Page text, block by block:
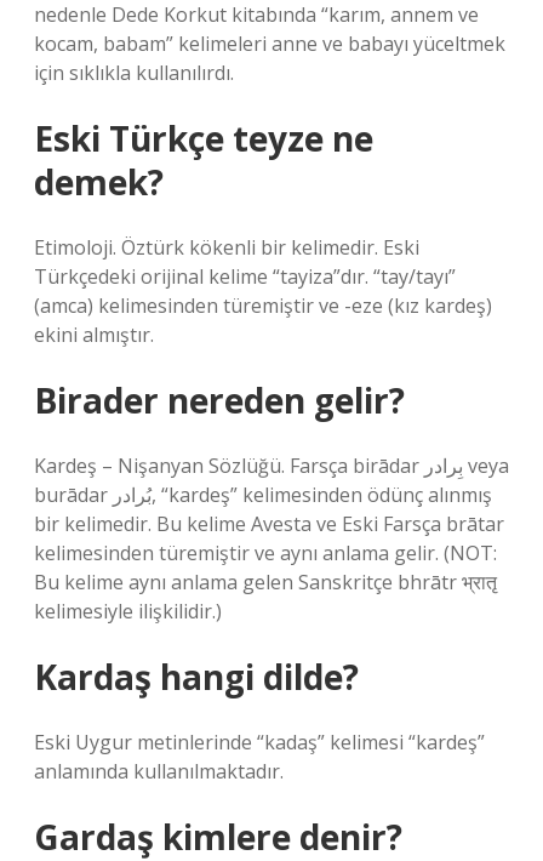
nedenle Dede Korkut kitabında “karım, annem ve
kocam, babam” kelimeleri anne ve babayı yüceltmek
için sıklıkla kullanılırdı.
Eski Türkçe teyze ne
demek?
Etimoloji. Öztürk kökenli bir kelimedir. Eski
Türkçedeki orijinal kelime “tayiza”dır. “tay/tayı”
(amca) kelimesinden türemiştir ve -eze (kız kardeş)
ekini almıştır.
Birader nereden gelir?
Kardeş – Nişanyan Sözlüğü. Farsça birādar بِرادر veya
burādar بُرادر, “kardeş” kelimesinden ödünç alınmış
bir kelimedir. Bu kelime Avesta ve Eski Farsça brātar
kelimesinden türemiştir ve aynı anlama gelir. (NOT:
Bu kelime aynı anlama gelen Sanskritçe bhrātr भ्रातृ
kelimesiyle ilişkilidir.)
Kardaş hangi dilde?
Eski Uygur metinlerinde “kadaş” kelimesi “kardeş”
anlamında kullanılmaktadır.
Gardaş kimlere denir?